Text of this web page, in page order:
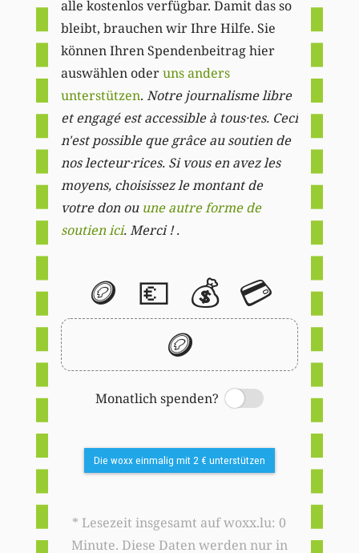
alle kostenlos verfügbar. Damit das so
bleibt, brauchen wir Ihre Hilfe. Sie
können Ihren Spendenbeitrag hier
auswählen oderuns anders
unterstützen. Notre journalisme libre
et engagé est accessible à tous·tes. Ceci
n'est possible que grâce au soutien de
nos lecteur·rices. Si vous en avez les
moyens, choisissez le montant de
votre don ou une autre forme de
soutien ici. Merci ! .
🪙 💶 💰 💳
🪙
Monatlich spenden?
Switch
Die woxx einmalig mit 2 € unterstützen
* Lesezeit insgesamt auf woxx.lu: 0
Minute. Diese Daten werden nur in